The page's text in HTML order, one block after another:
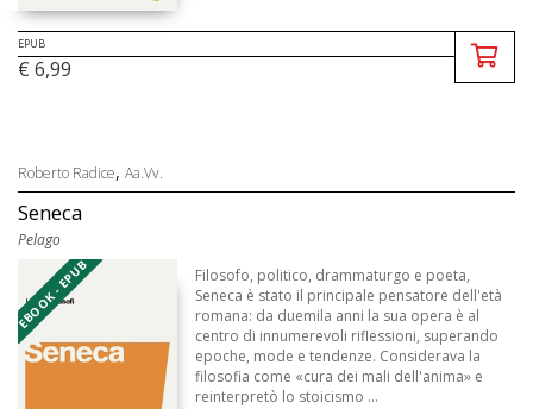
EPUB
€ 6,99
Roberto Radice, Aa.Vv.
Seneca
Pelago
EBOOK - EPUB
Filosofo, politico, drammaturgo e poeta,
Seneca è stato il principale pensatore dell'età
romana: da duemila anni la sua opera è al
centro di innumerevoli riflessioni, superando
epoche, mode e tendenze. Considerava la
filosofia come «cura dei mali dell'anima» e
reinterpretò lo stoicismo ...